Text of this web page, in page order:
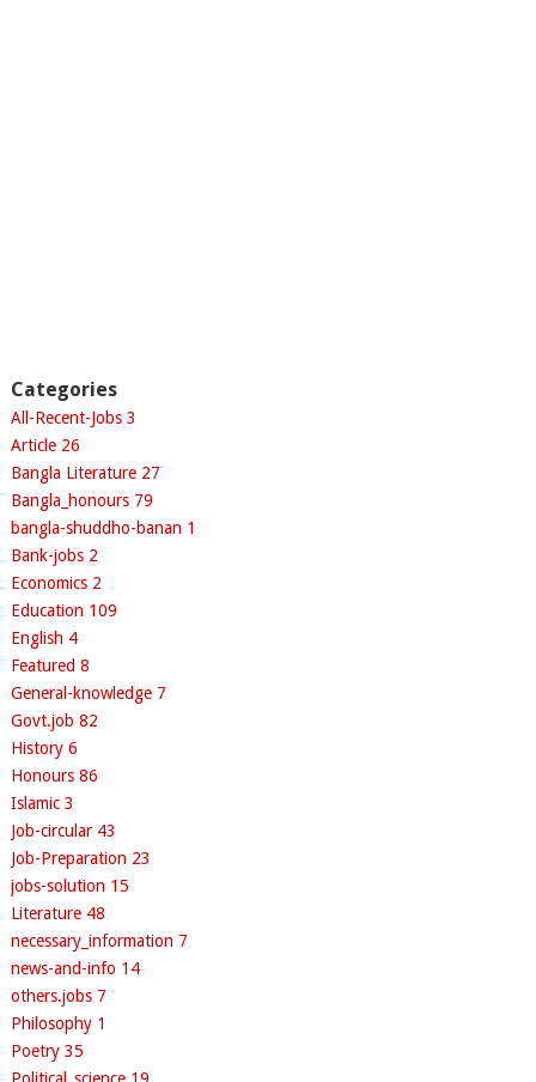
Categories
All-Recent-Jobs 3
Article 26
Bangla Literature 27
Bangla_honours 79
bangla-shuddho-banan 1
Bank-jobs 2
Economics 2
Education 109
English 4
Featured 8
General-knowledge 7
Govt.job 82
History 6
Honours 86
Islamic 3
Job-circular 43
Job-Preparation 23
jobs-solution 15
Literature 48
necessary_information 7
news-and-info 14
others.jobs 7
Philosophy 1
Poetry 35
Political_science 19